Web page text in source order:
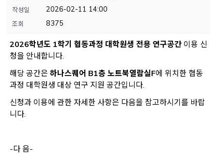
작성일 2026-02-11 14:00
조회 8375
2026학년도 1학기 협동과정 대학원생 전용 연구공간 이용 신
청을 안내합니다.
해당 공간은 하나스퀘어 B1층 노트북열람실F에 위치한 협동
과정 대학원생 대상 연구 지원 공간입니다.
신청과 이용에 관한 자세한 사항은 다음을 참고하시기를 바랍
니다.
-다 음-